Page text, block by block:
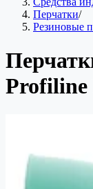
Перчатки/
Резиновые
Profiline